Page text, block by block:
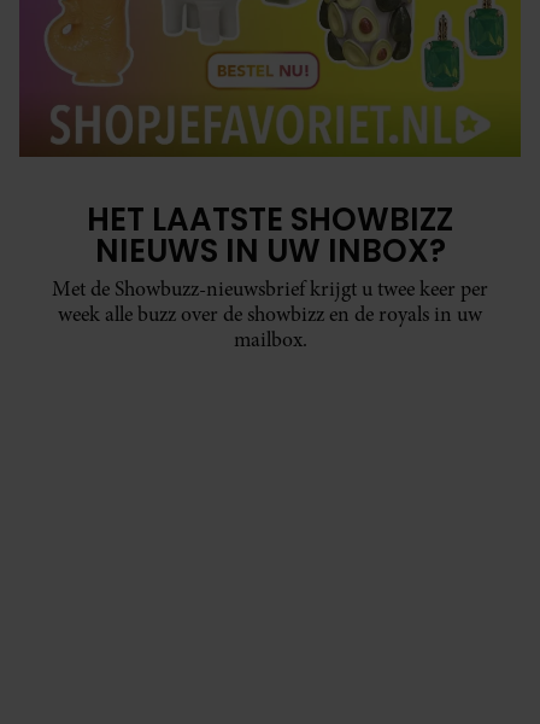
HET LAATSTE SHOWBIZZ
NIEUWS IN UW INBOX?
Met de Showbuzz-nieuwsbrief krijgt u twee keer per
week alle buzz over de showbizz en de royals in uw
mailbox.